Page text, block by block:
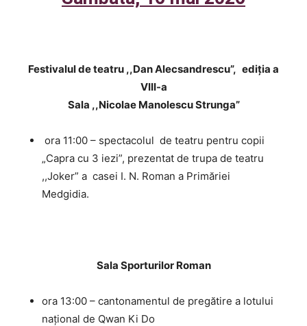
Festivalul de teatru ,,Dan Alecsandrescu”, ediția a
VIII-a
Sala ,,Nicolae Manolescu Strunga”
ora 11:00 – spectacolul de teatru pentru copii
„Capra cu 3 iezi”, prezentat de trupa de teatru
,,Joker” a casei I. N. Roman a Primăriei
Medgidia.
Sala Sporturilor Roman
ora 13:00 – cantonamentul de pregătire a lotului
național de Qwan Ki Do